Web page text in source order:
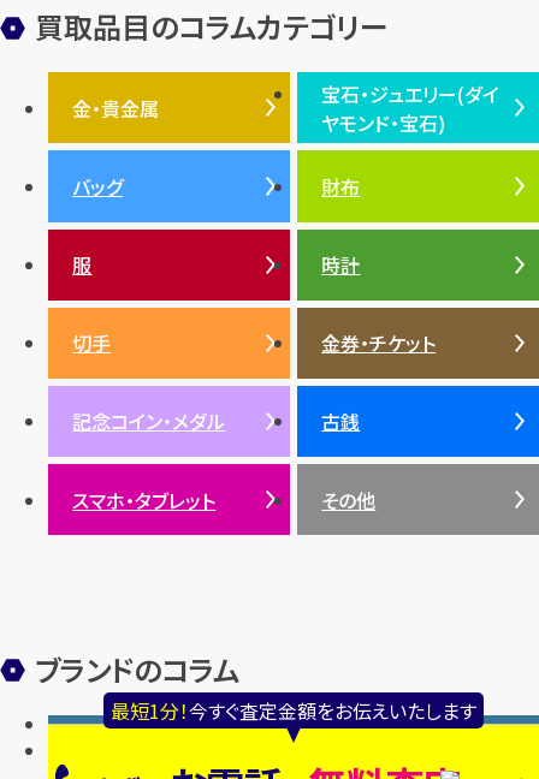
最短1分！今すぐ査定金額をお伝えいたします
装飾品 オメガ シュプリーム ウブロ
エルメス ダイヤモンド ルイ・ヴィトン 豆知識 カルティエ
投資 金地金 金価格・相場 グッチ 買取 プラダ
ティファニー
金貨 ブルガリ
バッグ
アメジスト
バレンシアガ
ルビー 陶磁器・ガラス ブレゲ SDGs
買取品目のコラムカテゴリー
金・貴金属
金・貴金属TOP
プラチナ
銀・シルバー
宝石・ジュエリー(ダイ
ヤモンド・宝石)
宝石・ジュエリー(ダイヤモ
ンド・宝石)TOP
ダイヤモンド
エメラルド
ルビー
サファイア
パール
サンゴ
ヒスイ
バッグ 財布
服 時計
切手 金券・チケット
記念コイン・メダル 古銭
スマホ・タブレット その他
ブランドのコラム